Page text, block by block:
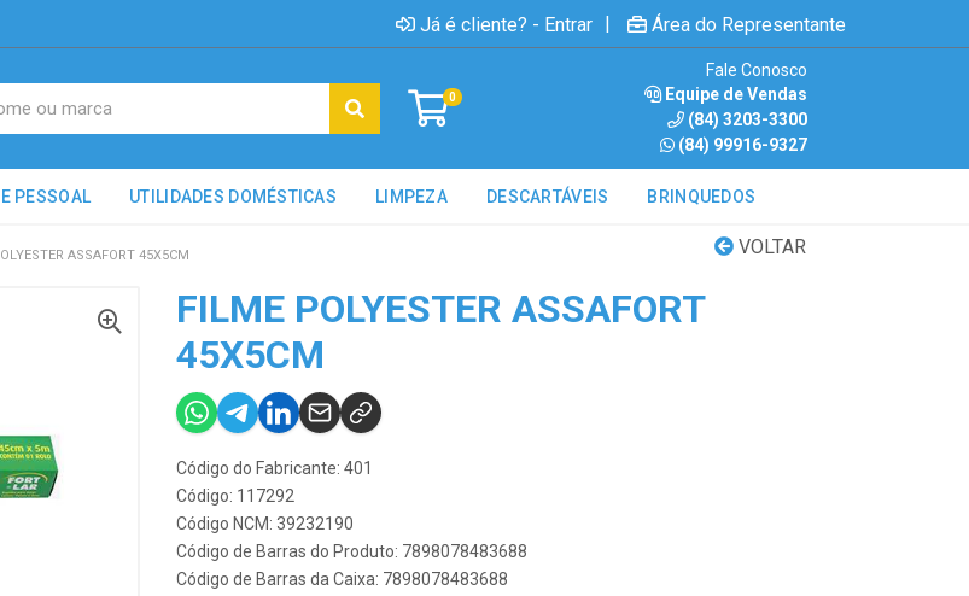
Já é cliente? - Entrar | Área do Representante
0
Fale Conosco
Equipe de Vendas
(84) 3203-3300
(84) 99916-9327
PESSOAL UTILIDADES DOMÉSTICAS LIMPEZA DESCARTÁVEIS BRINQUEDOS
VOLTAR
ASSAFORT 45X5CM
FILME POLYESTER ASSAFORT
45X5CM
Código do Fabricante: 401
Código: 117292
Código NCM: 39232190
Código de Barras do Produto: 7898078483688
Código de Barras da Caixa: 7898078483688